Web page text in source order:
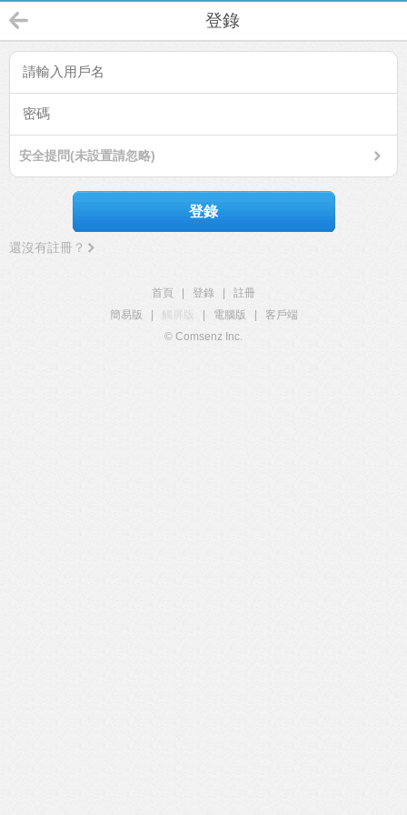
登錄
安全提問(未設置請忽略)
登錄
還沒有註冊？
首頁 登錄
註冊
簡易版
觸屏版 電腦版
客戶端
© Comsenz Inc.